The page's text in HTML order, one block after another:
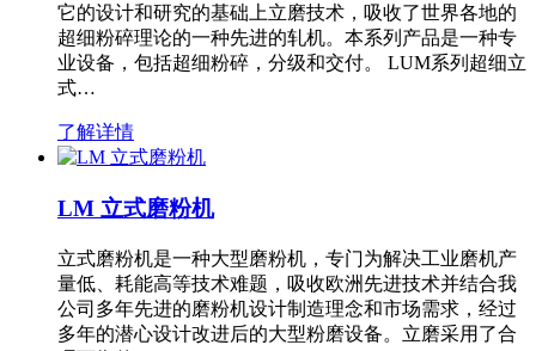
它的设计和研究的基础上立磨技术，吸收了世界各地的
超细粉碎理论的一种先进的轧机。本系列产品是一种专
业设备，包括超细粉碎，分级和交付。 LUM系列超细立
式…
了解详情
LM 立式磨粉机
立式磨粉机是一种大型磨粉机，专门为解决工业磨机产
量低、耗能高等技术难题，吸收欧洲先进技术并结合我
公司多年先进的磨粉机设计制造理念和市场需求，经过
多年的潜心设计改进后的大型粉磨设备。立磨采用了合